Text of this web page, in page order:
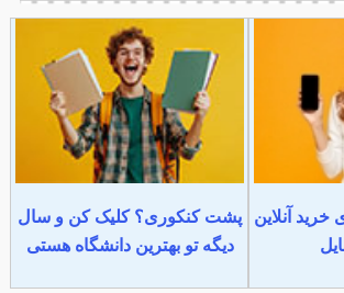
آنلاین
پشت کنکوری؟ کلیک کن و سال
دیگه تو بهترین دانشگاه هستی